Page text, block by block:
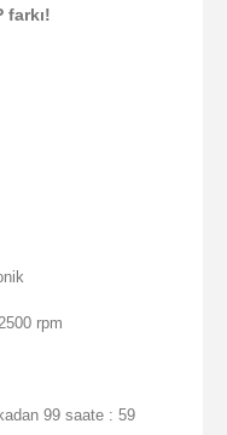
farkı!
rpm
99 saate : 59